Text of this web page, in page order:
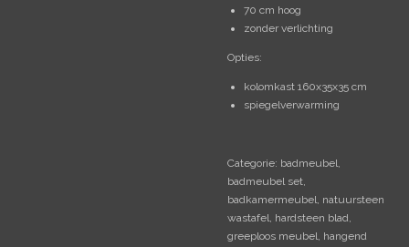
70 cm hoog
zonder verlichting
Opties:
kolomkast 160x35x35 cm
spiegelverwarming
Categorie: badmeubel,
badmeubel set,
badkamermeubel, natuursteen
wastafel, hardsteen blad,
greeploos meubel, hangend